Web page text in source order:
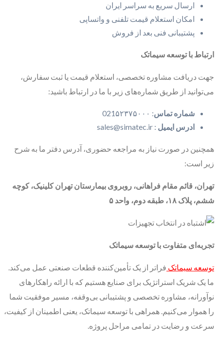
ارسال سریع به سراسر ایران
امکان استعلام قیمت تلفنی و واتساپی
پشتیبانی فنی بعد از فروش
ارتباط با توسعه سیماتک
جهت دریافت مشاوره تخصصی، استعلام قیمت یا ثبت سفارش،
می‌توانید از طریق شماره‌های زیر با ما در ارتباط باشید:
شماره تماس: 021۵۲۳۷۵۰۰۰
ادرس ایمیل : sales@simatec.ir
همچنین در صورت نیاز به مراجعه حضوری، آدرس دفتر ما به شرح
زیر است:
تهران، قائم مقام فراهانی، روبروی بیمارستان تهران کلینیک، کوچه
ششم، پلاک ۱۸، طبقه دوم، واحد ۵
تجربه‌ای متفاوت با توسعه سیماتک
توسعه سیماتک فراتر از یک تأمین‌کننده قطعات صنعتی عمل می‌کند.
ما یک شریک استراتژیک برای صنایع هستیم که با ارائه راهکارهای
نوآورانه، مشاوره تخصصی و پشتیبانی بی‌وقفه، مسیر موفقیت شما
را هموار می‌کنیم. همراهی با توسعه سیماتک، یعنی اطمینان از کیفیت،
سرعت و رضایت در تمامی مراحل پروژه.